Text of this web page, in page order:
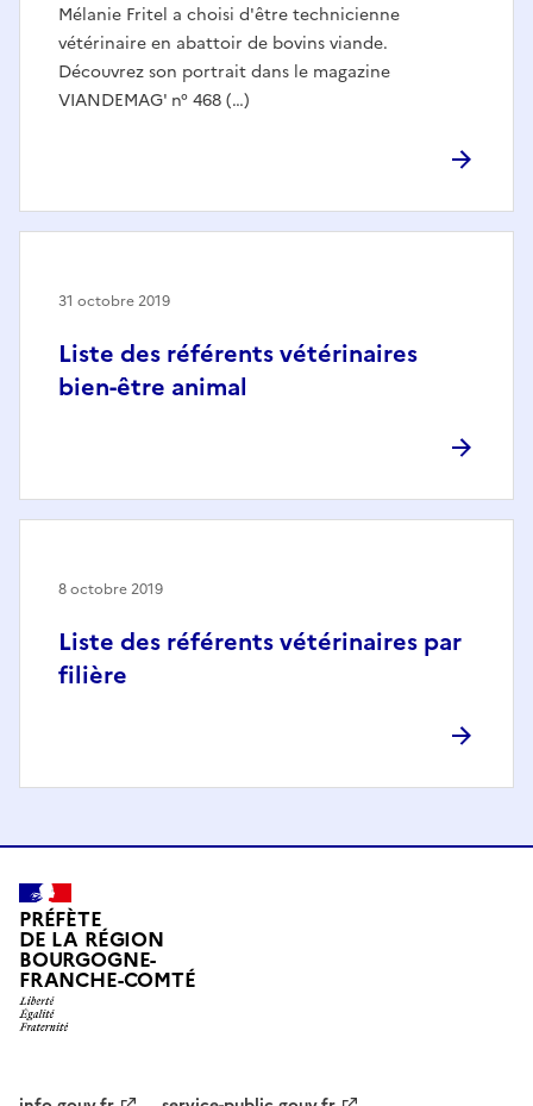
Mélanie Fritel a choisi d'être technicienne
vétérinaire en abattoir de bovins viande.
Découvrez son portrait dans le magazine
VIANDEMAG' n° 468 (…)
Liste des référents vétérinaires
bien-être animal
31 octobre 2019
Liste des référents vétérinaires par
filière
8 octobre 2019
PRÉFÈTE
DE LA RÉGION
BOURGOGNE-
FRANCHE-COMTÉ